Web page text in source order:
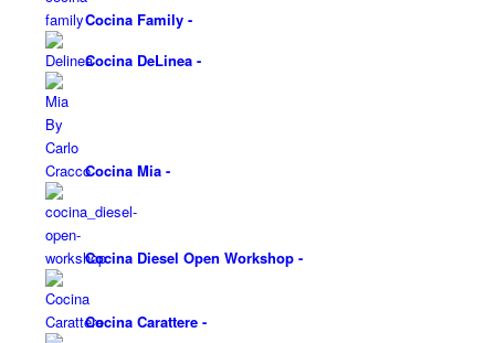
Cocina Family-
Cocina DeLinea-
Cocina Mia-
Cocina Diesel Open Workshop-
Cocina Carattere-